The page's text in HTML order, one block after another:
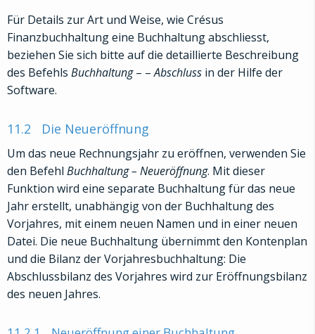
Für Details zur Art und Weise, wie Crésus
Finanzbuchhaltung eine Buchhaltung abschliesst,
beziehen Sie sich bitte auf die detaillierte Beschreibung
des Befehls Buchhaltung– –Abschluss in der Hilfe der
Software.
11.2 Die Neueröffnung
Um das neue Rechnungsjahr zu eröffnen, verwenden Sie
den Befehl Buchhaltung – Neueröffnung. Mit dieser
Funktion wird eine separate Buchhaltung für das neue
Jahr erstellt, unabhängig von der Buchhaltung des
Vorjahres, mit einem neuen Namen und in einer neuen
Datei. Die neue Buchhaltung übernimmt den Kontenplan
und die Bilanz der Vorjahresbuchhaltung: Die
Abschlussbilanz des Vorjahres wird zur Eröffnungsbilanz
des neuen Jahres.